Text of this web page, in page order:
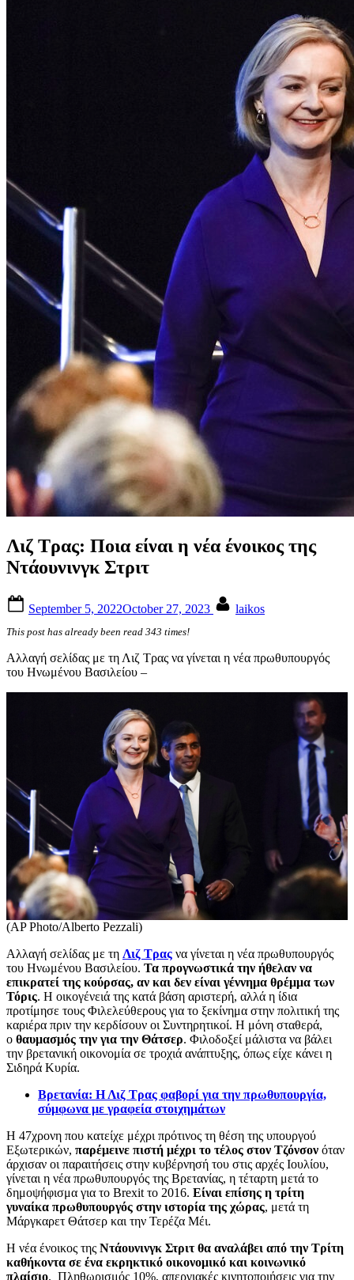
Λιζ Τρας: Ποια είναι η νέα ένοικος της
Ντάουνινγκ Στριτ
on
September 5, 2022October 27, 2023 laikos
This post has already been read 343 times!
Αλλαγή σελίδας με τη Λιζ Τρας να γίνεται η νέα πρωθυπουργός
του Ηνωμένου Βασιλείου –
(AP Photo/Alberto Pezzali)
Αλλαγή σελίδας με τη Λιζ Τρας να γίνεται η νέα πρωθυπουργός
του Ηνωμένου Βασιλείου. Τα προγνωστικά την ήθελαν να
επικρατεί της κούρσας, αν και δεν είναι γέννημα θρέμμα των
Τόρις. Η οικογένειά της κατά βάση αριστερή, αλλά η ίδια
προτίμησε τους Φιλελεύθερους για το ξεκίνημα στην πολιτική της
καριέρα πριν την κερδίσουν οι Συντηρητικοί. Η μόνη σταθερά,
ο θαυμασμός την για την Θάτσερ. Φιλοδοξεί μάλιστα να βάλει
την βρετανική οικονομία σε τροχιά ανάπτυξης, όπως είχε κάνει η
Σιδηρά Κυρία.
Βρετανία: Η Λιζ Τρας φαβορί για την πρωθυπουργία,
σύμφωνα με γραφεία στοιχημάτων
Η 47χρονη που κατείχε μέχρι πρότινος τη θέση της υπουργού
Εξωτερικών, παρέμεινε πιστή μέχρι το τέλος στον Τζόνσον όταν
άρχισαν οι παραιτήσεις στην κυβέρνησή του στις αρχές Ιουλίου,
γίνεται η νέα πρωθυπουργός της Βρετανίας, η τέταρτη μετά το
δημοψήφισμα για το Brexit το 2016. Είναι επίσης η τρίτη
γυναίκα πρωθυπουργός στην ιστορία της χώρας, μετά τη
Μάργκαρετ Θάτσερ και την Τερέζα Μέι.
H νέα ένοικος της Ντάουνινγκ Στριτ θα αναλάβει από την Τρίτη
καθήκοντα σε ένα εκρηκτικό οικονομικό και κοινωνικό
πλαίσιο. Πληθωρισμός 10%, απεργιακές κινητοποιήσεις για την